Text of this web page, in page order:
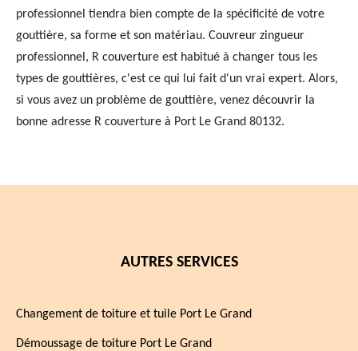
professionnel tiendra bien compte de la spécificité de votre
gouttière, sa forme et son matériau. Couvreur zingueur
professionnel, R couverture est habitué à changer tous les
types de gouttières, c'est ce qui lui fait d'un vrai expert. Alors,
si vous avez un problème de gouttière, venez découvrir la
bonne adresse R couverture à Port Le Grand 80132.
AUTRES SERVICES
Changement de toiture et tuile Port Le Grand
Démoussage de toiture Port Le Grand